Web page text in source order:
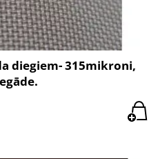
diegiem- 315mikroni,